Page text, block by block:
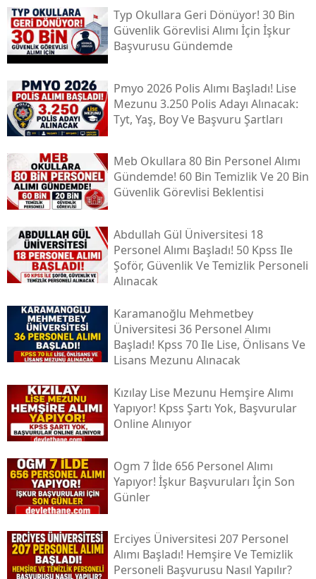
Typ Okullara Geri Dönüyor! 30 Bin
Güvenlik Görevlisi Alımı İçin İşkur
Başvurusu Gündemde
Pmyo 2026 Polis Alımı Başladı! Lise
Mezunu 3.250 Polis Adayı Alınacak:
Tyt, Yaş, Boy Ve Başvuru Şartları
Meb Okullara 80 Bin Personel Alımı
Gündemde! 60 Bin Temizlik Ve 20 Bin
Güvenlik Görevlisi Beklentisi
Abdullah Gül Üniversitesi 18
Personel Alımı Başladı! 50 Kpss Ile
Şoför, Güvenlik Ve Temizlik Personeli
Alınacak
Karamanoğlu Mehmetbey
Üniversitesi 36 Personel Alımı
Başladı! Kpss 70 Ile Lise, Önlisans Ve
Lisans Mezunu Alınacak
Kızılay Lise Mezunu Hemşire Alımı
Yapıyor! Kpss Şartı Yok, Başvurular
Online Alınıyor
Ogm 7 İlde 656 Personel Alımı
Yapıyor! İşkur Başvuruları İçin Son
Günler
Erciyes Üniversitesi 207 Personel
Alımı Başladı! Hemşire Ve Temizlik
Personeli Başvurusu Nasıl Yapılır?